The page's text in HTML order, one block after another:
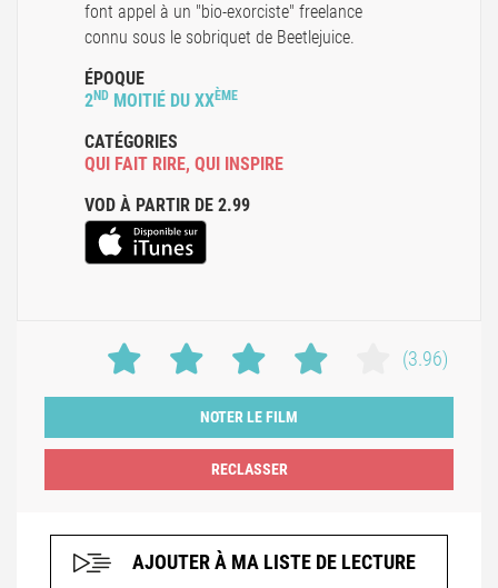
font appel à un "bio-exorciste" freelance
connu sous le sobriquet de Beetlejuice.
ÉPOQUE
2ND MOITIÉ DU XXÈME
CATÉGORIES
QUI FAIT RIRE, QUI INSPIRE
VOD À PARTIR DE 2.99
(3.96)
NOTER LE FILM
AJOUTER À MA LISTE DE LECTURE